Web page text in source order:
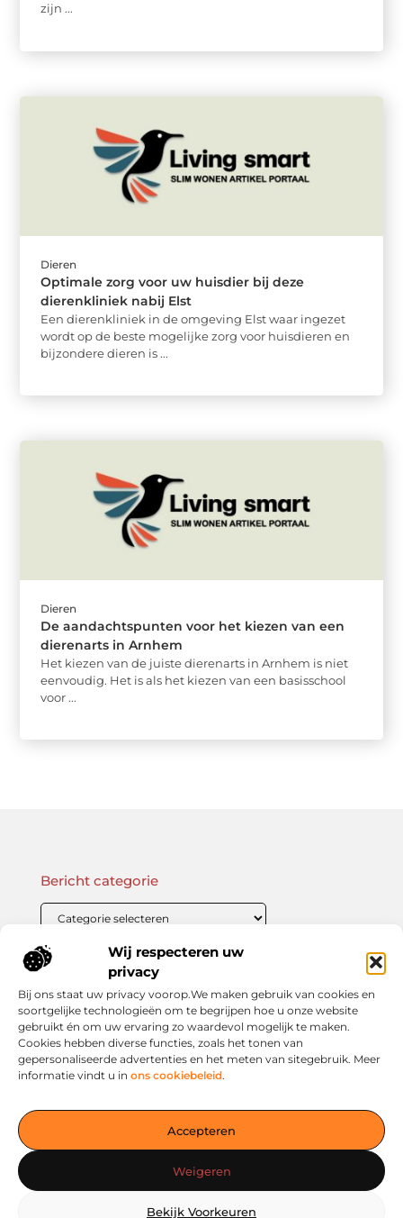
Wij respecteren uw
privacy
Bij ons staat uw privacy voorop.We maken gebruik van cookies en
soortgelijke technologieën om te begrijpen hoe u onze website
gebruikt én om uw ervaring zo waardevol mogelijk te maken.
Cookies hebben diverse functies, zoals het tonen van
gepersonaliseerde advertenties en het meten van sitegebruik. Meer
informatie vindt u in ons cookiebeleid.
Accepteren
Weigeren
Bekijk Voorkeuren
zijn ...
Dieren
Optimale zorg voor uw huisdier bij deze
dierenkliniek nabij Elst
Een dierenkliniek in de omgeving Elst waar ingezet
wordt op de beste mogelijke zorg voor huisdieren en
bijzondere dieren is ...
Dieren
De aandachtspunten voor het kiezen van een
dierenarts in Arnhem
Het kiezen van de juiste dierenarts in Arnhem is niet
eenvoudig. Het is als het kiezen van een basisschool
voor ...
tips voor een bewuster en slimmer leven. Alles overzichtelijk
verzameld op één platform. Begin vandaag nog op living-
smart.nl!
Onze informatie
Bericht categorie